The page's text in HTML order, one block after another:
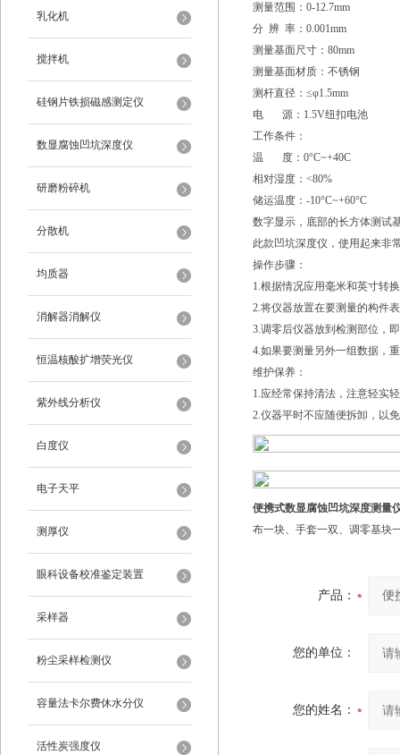
乳化机
搅拌机
硅钢片铁损磁感测定仪
数显腐蚀凹坑深度仪
研磨粉碎机
分散机
均质器
消解器消解仪
恒温核酸扩增荧光仪
紫外线分析仪
白度仪
电子天平
测厚仪
眼科设备校准鉴定装置
采样器
粉尘采样检测仪
容量法卡尔费休水分仪
活性炭强度仪
测量范围：0-12.7mm
分 辨 率：0.001mm
测量基面尺寸：80mm
测量基面材质：不锈钢
测杆直径：≤φ1.5mm
电 源：1.5V纽扣电池
工作条件：
温 度：0°C~+40C
相对湿度：<80%
储运温度：-10°C~+60°C
数字显示，底部的长方体测试
此款凹坑深度仪，使用起来非
操作步骤：
1.根据情况应用毫米和英寸转
2.将仪器放置在要测量的构件
3.调零后仪器放到检测部位，
4.如果要测量另外一组数据，
维护保养：
1.应经常保持清法，注意轻实
2.仪器平时不应随便拆卸，以
便携式数显腐蚀凹坑深度测量
布一块、手套一双、调零基块
产品：
您的单位：
您的姓名：